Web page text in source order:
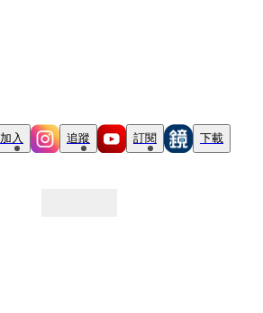
加入 追蹤 訂閱 下載